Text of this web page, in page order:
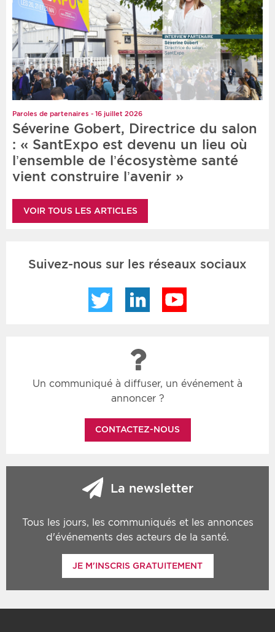
Paroles de partenaires - 16 juillet 2026
Séverine Gobert, Directrice du salon
: « SantExpo est devenu un lieu où
l’ensemble de l’écosystème santé
vient construire l’avenir »
VOIR TOUS LES ARTICLES
Suivez-nous sur les réseaux sociaux
Twitter LinkedIn
Un communiqué à diffuser, un événement à
annoncer ?
CONTACTEZ-NOUS
La newsletter
Tous les jours, les communiqués et les annonces
d'événements des acteurs de la santé.
JE M'INSCRIS GRATUITEMENT